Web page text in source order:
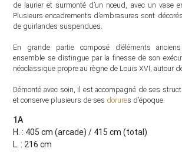
de laurier et surmonté d’un nœud, avec un vase
Plusieurs encadrements d’embrasures sont
de guirlandes suspendues.
En grande partie composé d’éléments
ensemble se distingue par la finesse de son
néoclassique propre au règne de Louis XVI, autour
Démonté avec soin, il est accompagné de ses
et conserve plusieurs de ses dorures d’époque.
1A
H. : 405 cm (arcade) / 415 cm (total)
L. : 216 cm